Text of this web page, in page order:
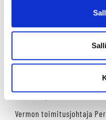
ja yritystapahtumia,
tilaisuuksia. Vermo on
jossa kehitetään lajin
kansainvälisellä otteella.
palveluita kasvavalle
Lisätietoja:
Palosara p. 0440 232 980,
Vermon toimitusjohtaja